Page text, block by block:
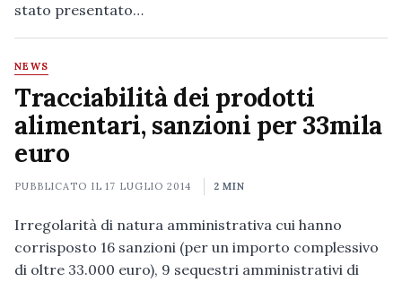
stato presentato…
NEWS
Tracciabilità dei prodotti
alimentari, sanzioni per 33mila
euro
PUBBLICATO IL17 LUGLIO 2014 2 MIN
Irregolarità di natura amministrativa cui hanno
corrisposto 16 sanzioni (per un importo complessivo
di oltre 33.000 euro), 9 sequestri amministrativi di